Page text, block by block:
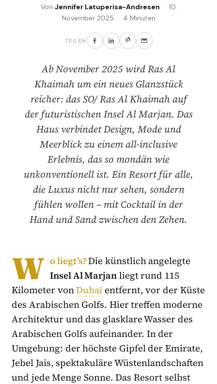
Von Jennifer Latuperisa-Andresen · 10.
November 2025 · 4 Minuten
TEILEN
Ab November 2025 wird Ras Al
Khaimah um ein neues Glanzstück
reicher: das SO/ Ras Al Khaimah auf
der futuristischen Insel Al Marjan. Das
Haus verbindet Design, Mode und
Meerblick zu einem all-inclusive
Erlebnis, das so mondän wie
unkonventionell ist. Ein Resort für alle,
die Luxus nicht nur sehen, sondern
fühlen wollen – mit Cocktail in der
Hand und Sand zwischen den Zehen.
W o liegt’s?Die künstlich angelegte
Insel Al Marjanliegt rund 115
Kilometer vonDubai entfernt, vor der Küste
des Arabischen Golfs. Hier treffen moderne
Architektur und das glasklare Wasser des
Arabischen Golfs aufeinander. In der
Umgebung: der höchste Gipfel der Emirate,
Jebel Jais, spektakuläre Wüstenlandschaften
und jede Menge Sonne. Das Resort selbst